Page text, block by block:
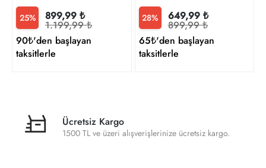
25% 899,99 ₺
1.199,99 ₺
90₺'den başlayan
taksitlerle
28% 649,99 ₺
899,99 ₺
65₺'den başlayan
taksitlerle
Ücretsiz Kargo
1500 TL ve üzeri alışverişlerinize ücretsiz kargo.